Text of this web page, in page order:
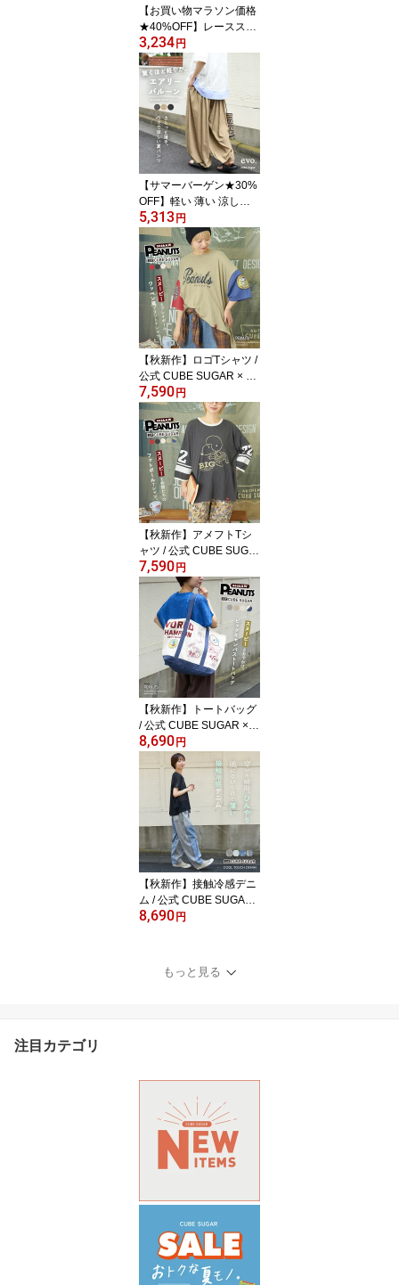
【お買い物マラソン価格
★40%OFF】レーススカ
ート / 公式 CUBE SUGA
R 花柄 レース ギャザー
スカート (3色): アメカジ
レディース ボトムス ス
カート 刺繍 ロング丈 ウ
エストゴム フレア カジ
ュアル ナチュラル キュ
ーブシュガー
3,234 円
【サマーバーゲン★30%
OFF】軽い 薄い 涼しい
パンツ / cube sugar evo.
(キューブシュガーエボ)
エアリーバルーンパンツ
(3色): アメカジ レディー
ス ボトムス パンツ イー
ジーパンツ ウエストゴム
無地 涼しい シンプル カ
ジュアル
5,313 円
【秋新作】ロゴTシャツ /
公式 CUBE SUGAR × PE
ANUTS ( ピーナッツ ) 3
2/-スラブ天竺 配色 ワイ
ド Tシャツ (4色): レディ
ース トップス カットソ
ー キャラクター オーバ
ーサイズ スヌーピー ア
メカジ カジュアル キュ
ーブシュガー
7,590 円
【秋新作】アメフトTシ
ャツ / 公式 CUBE SUGA
R × PEANUTS ( ピーナ
ッツ ) 32/-スラブ天竺 ラ
イン入り 7分袖 プルオー
バー Tシャツ (5色): レデ
ィース トップス カット
ソー キャラクター オー
バーサイズ スヌーピー
アメカジ カジュアル キ
ューブシュガー
7,590 円
【秋新作】トートバッグ
/ 公式 CUBE SUGAR × P
EANUTS ( ピーナッツ )
キャンバス ビッグ トー
トバッグ (4色): アメカジ
レディース 鞄 バッグ か
ばん 帆布 ロゴプリント
スヌーピー 大きめ 綿 通
勤 通学 カジュアル ナチ
ュラル キューブシュガー
8,690 円
【秋新作】接触冷感デニ
ム / 公式 CUBE SUGAR
4.5オンス 接触冷感 デニ
トムス パンツ デニム 涼
しいパンツ 薄手 ウエス
8,690 円
もっと見る
注目カテゴリ